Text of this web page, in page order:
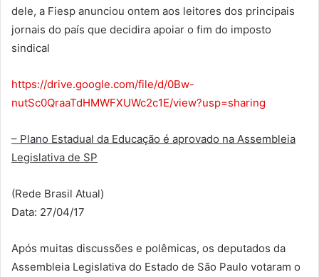
dele, a Fiesp anunciou ontem aos leitores dos principais
jornais do país que decidira apoiar o fim do imposto
sindical
https://drive.google.com/file/d/0Bw-
nutSc0QraaTdHMWFXUWc2c1E/view?usp=sharing
– Plano Estadual da Educação é aprovado na Assembleia
Legislativa de SP
(Rede Brasil Atual)
Data: 27/04/17
Após muitas discussões e polêmicas, os deputados da
Assembleia Legislativa do Estado de São Paulo votaram o